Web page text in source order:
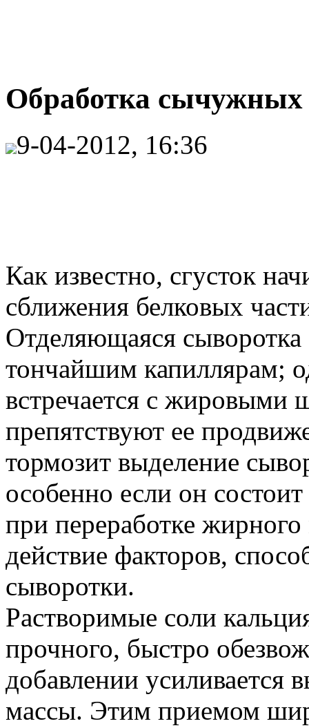
Обработка сычужных
9-04-2012, 16:36
Как известно, сгусток
сближения белковых
Отделяющаяся сыворотка
тончайшим капиллярам;
встречается с жировыми
препятствуют ее
тормозит выделение
особенно если он
при переработке
действие факторов,
сыворотки.
Растворимые соли
прочного, быстро
добавлении усиливается
массы. Этим приемом